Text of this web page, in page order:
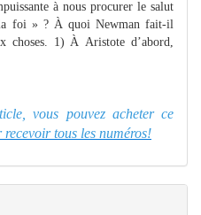
à nous procurer le salut
foi » ? À quoi Newman fait-il
1) À Aristote d’abord,
vous pouvez acheter ce
tous les numéros!